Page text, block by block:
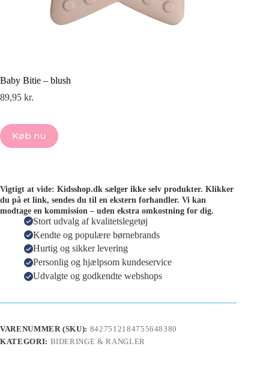
Baby Bitie – blush
89,95 kr.
Køb nu
Vigtigt at vide: Kidsshop.dk sælger ikke selv produkter. Klikker
du på et link, sendes du til en ekstern forhandler. Vi kan
modtage en kommission – uden ekstra omkostning for dig.
Stort udvalg af kvalitetslegetøj
Kendte og populære børnebrands
Hurtig og sikker levering
Personlig og hjælpsom kundeservice
Udvalgte og godkendte webshops
VARENUMMER (SKU): 8427512184755648380
KATEGORI: BIDERINGE & RANGLER